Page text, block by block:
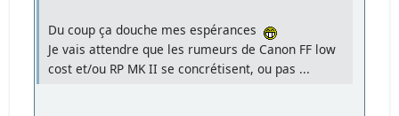
Du coup ça douche mes espérances
Je vais attendre que les rumeurs de Canon FF low
cost et/ou RP MK II se concrétisent, ou pas ...